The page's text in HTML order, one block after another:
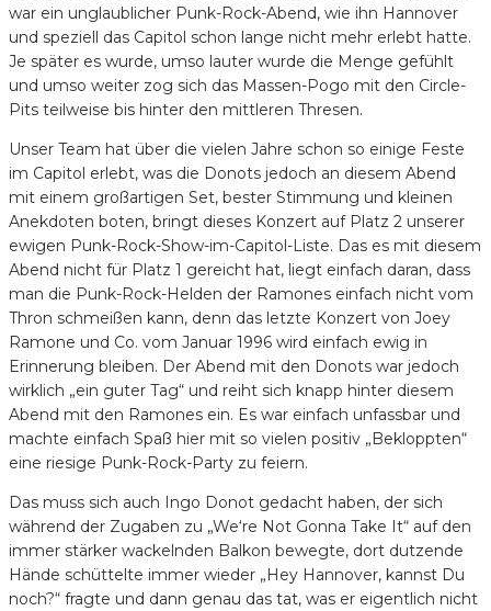
war ein unglaublicher Punk-Rock-Abend, wie ihn Hannover
und speziell das Capitol schon lange nicht mehr erlebt hatte.
Je später es wurde, umso lauter wurde die Menge gefühlt
und umso weiter zog sich das Massen-Pogo mit den Circle-
Pits teilweise bis hinter den mittleren Thresen.
Unser Team hat über die vielen Jahre schon so einige Feste
im Capitol erlebt, was die Donots jedoch an diesem Abend
mit einem großartigen Set, bester Stimmung und kleinen
Anekdoten boten, bringt dieses Konzert auf Platz 2 unserer
ewigen Punk-Rock-Show-im-Capitol-Liste. Das es mit diesem
Abend nicht für Platz 1 gereicht hat, liegt einfach daran, dass
man die Punk-Rock-Helden der Ramones einfach nicht vom
Thron schmeißen kann, denn das letzte Konzert von Joey
Ramone und Co. vom Januar 1996 wird einfach ewig in
Erinnerung bleiben. Der Abend mit den Donots war jedoch
wirklich „ein guter Tag“ und reiht sich knapp hinter diesem
Abend mit den Ramones ein. Es war einfach unfassbar und
machte einfach Spaß hier mit so vielen positiv „Bekloppten“
eine riesige Punk-Rock-Party zu feiern.
Das muss sich auch Ingo Donot gedacht haben, der sich
während der Zugaben zu „We‘re Not Gonna Take It“ auf den
immer stärker wackelnden Balkon bewegte, dort dutzende
Hände schüttelte immer wieder „Hey Hannover, kannst Du
noch?“ fragte und dann genau das tat, was er eigentlich nicht